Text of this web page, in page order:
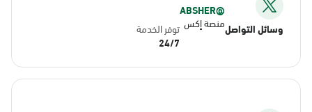
وسائل التواصل
@ABSHER
منصة إكس توفر الخدمة
24/7